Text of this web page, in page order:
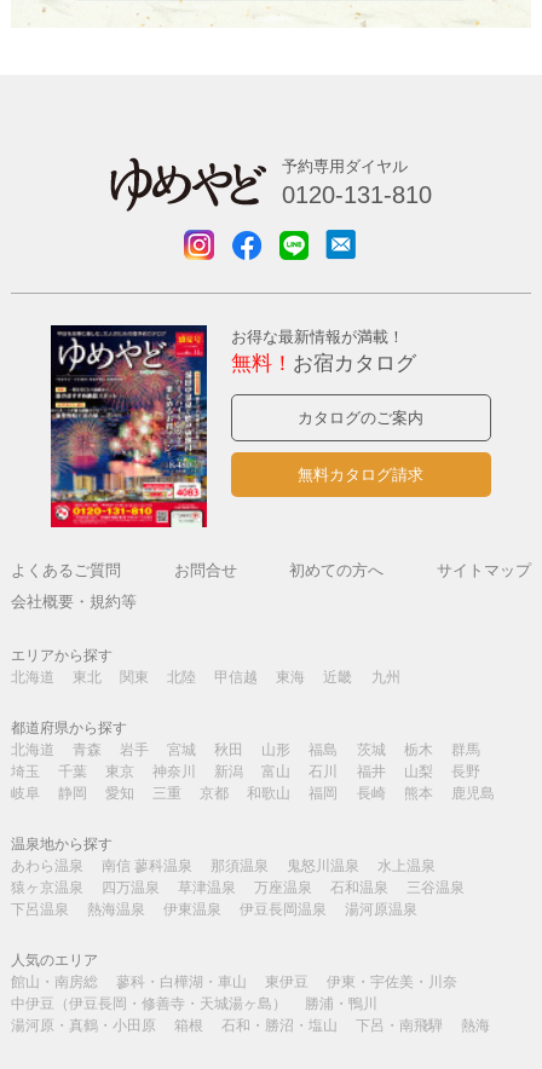
予約専用ダイヤル
0120-131-810
お得な最新情報が満載！
無料！ お宿カタログ
カタログのご案内
無料カタログ請求
よくあるご質問 お問合せ 初めての方へ
サイトマップ
会社概要・規約等
エリアから探す
北海道
東北 関東 北陸 甲信越 東海 近畿 九州
都道府県から探す
北海道
青森 岩手 宮城 秋田 山形 福島 茨城 栃木
群馬
埼玉
千葉 東京 神奈川 新潟 富山 石川 福井 山梨
長野
岐阜
静岡 愛知 三重 京都 和歌山 福岡 長崎 熊本 鹿児島
温泉地から探す
あわら温泉
南信 蓼科温泉 那須温泉 鬼怒川温泉
水上温泉
猿ヶ京温泉
四万温泉 草津温泉 万座温泉 石和温泉
三谷温泉
下呂温泉
熱海温泉 伊東温泉 伊豆長岡温泉 湯河原温泉
人気のエリア
館山・南房総
蓼科・白樺湖・車山 東伊豆
伊東・宇佐美・川奈
中伊豆（伊豆長岡・修善寺・天城湯ヶ島）
勝浦・鴨川
湯河原・真鶴・小田原
箱根 石和・勝沼・塩山 下呂・南飛騨 熱海